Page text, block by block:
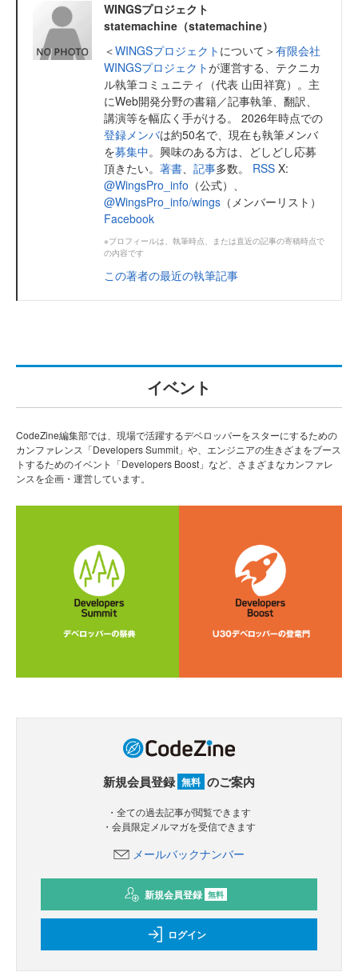
WINGSプロジェクト
statemachine（statemachine）
＜WINGSプロジェクト について＞有限会社
WINGSプロジェクトが運営する、テクニカ
ル執筆コミュニティ（代表 山田祥寛）。主
にWeb開発分野の書籍／記事執筆、翻訳、
講演等を幅広く手がける。 2026年時点での
登録メンバは約50名で、現在も執筆メンバ
を募集中。興味のある方は、どしどし応募
頂きたい。 著書、 記事多数。 RSS X:
@WingsPro_info （公式）、
@WingsPro_info/wings （メンバーリスト）
Facebook
※プロフィールは、執筆時点、または直近の記事の寄稿時点で
の内容です
この著者の最近の執筆記事
イベント
CodeZine編集部では、現場で活躍するデベロッパーをスターにするための
カンファレンス「Developers Summit」や、エンジニアの生きざまをブース
トするためのイベント「Developers Boost」など、さまざまなカンファレ
ンスを企画・運営しています。
新規会員登録 無料 のご案内
・全ての過去記事が閲覧できます
・会員限定メルマガを受信できます
メールバックナンバー
新規会員登録 無料
ログイン